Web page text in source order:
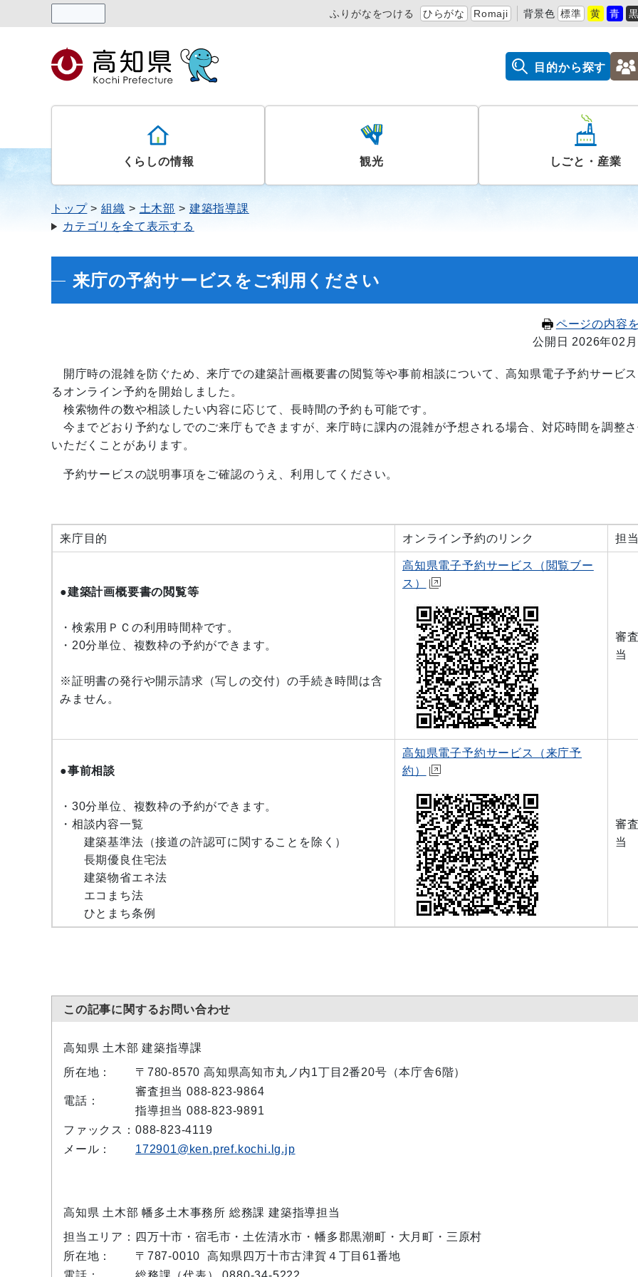
ふりがなをつける ひらがな Romaji 背景色 標準 黄 青
目的から探す
くらしの情報 観光 しごと・産業
トップ 組織 土木部
建築指導課
カテゴリを全て表示する
来庁の予約サービスをご利用ください
ページの内容
公開日 2026年02
開庁時の混雑を防ぐため、来庁での建築計画概要書の閲覧等や事前相談について、高知県電子予約サービ
るオンライン予約を開始しました。
検索物件の数や相談したい内容に応じて、長時間の予約も可能です。
今までどおり予約なしでのご来庁もできますが、来庁時に課内の混雑が予想される場合、対応時間を調整
いただくことがあります。
予約サービスの説明事項をご確認のうえ、利用してください。
来庁目的 オンライン予約のリンク 担
●建築計画概要書の閲覧等
・検索用ＰＣの利用時間枠です。
・20分単位、複数枠の予約ができます。
※証明書の発行や開示請求（写しの交付）の手続き時間は含
みません。
高知県電子予約サービス（閲覧ブー
ス）
審
当
●事前相談
・30分単位、複数枠の予約ができます。
・相談内容一覧
建築基準法（接道の許認可に関することを除く）
長期優良住宅法
建築物省エネ法
エコまち法
ひとまち条例
高知県電子予約サービス（来庁予
約）
審
当
この記事に関するお問い合わせ
高知県 土木部 建築指導課
所在地：
〒780-8570 高知県高知市丸ノ内1丁目2番20号（本庁舎6階）
電話：
審査担当 088-823-9864
指導担当 088-823-9891
ファックス： 088-823-4119
メール：
172901@ken.pref.kochi.lg.jp
高知県 土木部 幡多土木事務所 総務課 建築指導担当
担当エリア：
四万十市・宿毛市・土佐清水市・幡多郡黒潮町・大月町・三原村
所在地：
〒787-0010 高知県四万十市古津賀４丁目61番地